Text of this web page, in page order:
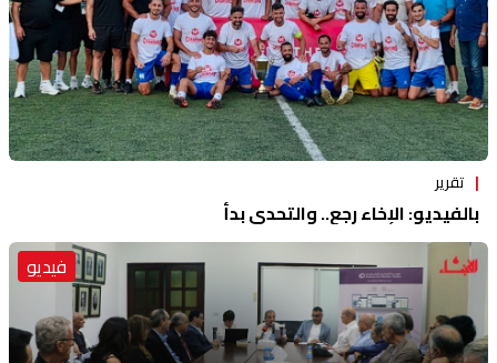
تقرير
بالفيديو: الإخاء رجع.. والتحدي بدأ
فيديو